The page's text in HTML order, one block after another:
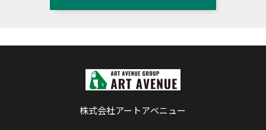
株式会社アートアベニュー